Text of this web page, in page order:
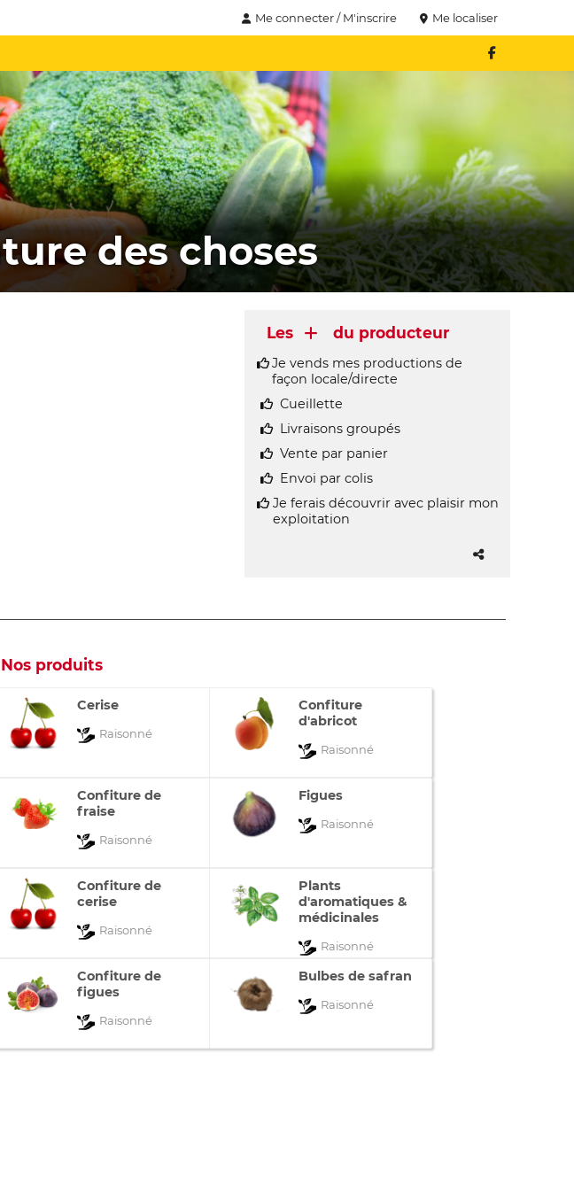
Me connecter / M'inscrire Me localiser
des choses
Les du producteur
Je vends mes productions de
façon locale/directe
Cueillette
Livraisons groupés
Vente par panier
Envoi par colis
Je ferais découvrir avec plaisir mon
exploitation
Nos produits
Cerise
Raisonné
Confiture
d'abricot
Raisonné
Confiture de
fraise
Raisonné
Figues
Raisonné
Confiture de
cerise
Raisonné
Plants
d'aromatiques &
médicinales
Raisonné
Confiture de
figues
Raisonné
Bulbes de safran
Raisonné